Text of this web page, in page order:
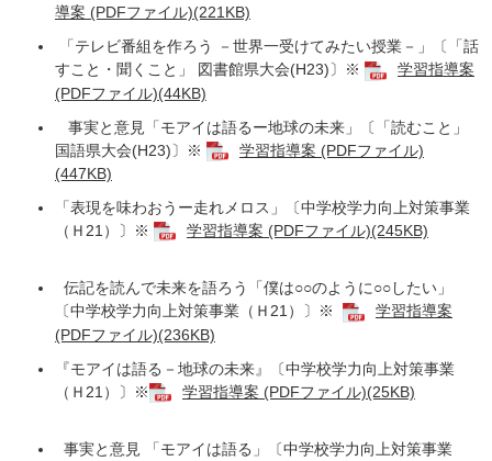
導案 (PDFファイル)(221KB)
「テレビ番組を作ろう －世界一受けてみたい授業－」〔「話
すこと・聞くこと」 図書館県大会(H23)〕※
学習指導案
(PDFファイル)(44KB)
事実と意見「モアイは語るー地球の未来」〔「読むこと」
国語県大会(H23)〕※
学習指導案 (PDFファイル)
(447KB)
「表現を味わおうー走れメロス」〔中学校学力向上対策事業
（Ｈ21）〕※
学習指導案 (PDFファイル)(245KB)
伝記を読んで未来を語ろう「僕は○○のように○○したい」
〔中学校学力向上対策事業（Ｈ21）〕※
学習指導案
(PDFファイル)(236KB)
『モアイは語る－地球の未来』〔中学校学力向上対策事業
（Ｈ21）〕※
学習指導案 (PDFファイル)(25KB)
事実と意見 「モアイは語る」〔中学校学力向上対策事業